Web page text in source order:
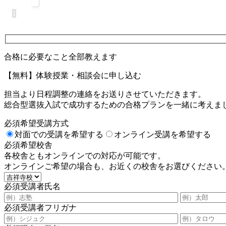
1
合格に必要なこと全部教えます
【無料】体験授業・相談会に申し込む
担当より日程調整の連絡をお送りさせていただきます。
総合型選抜入試で成功するための合格プランを一緒に考えま
必須希望受講方式
対面での受講を希望する
オンライン受講を希望する
必須希望校舎
各校舎ともオンラインでの対応が可能です。
オンラインご希望の場合も、お近くの校舎をお選びください。
必須受講者氏名
必須受講者フリガナ